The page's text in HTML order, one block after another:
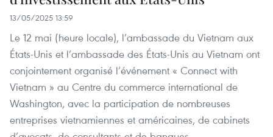
13/05/2025 13:59
Le 12 mai (heure locale), l’ambassade du Vietnam aux
États-Unis et l’ambassade des États-Unis au Vietnam ont
conjointement organisé l’événement « Connect with
Vietnam » au Centre du commerce international de
Washington, avec la participation de nombreuses
entreprises vietnamiennes et américaines, de cabinets